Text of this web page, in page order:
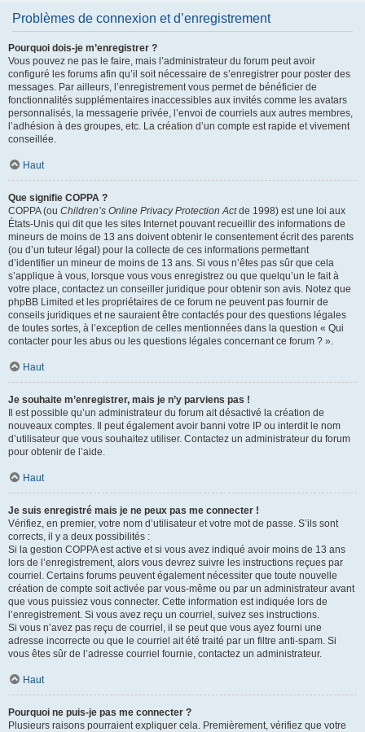
Problèmes de connexion et d’enregistrement
Pourquoi dois-je m’enregistrer ?
Vous pouvez ne pas le faire, mais l’administrateur du forum peut avoir
configuré les forums afin qu’il soit nécessaire de s’enregistrer pour poster des
messages. Par ailleurs, l’enregistrement vous permet de bénéficier de
fonctionnalités supplémentaires inaccessibles aux invités comme les avatars
personnalisés, la messagerie privée, l’envoi de courriels aux autres membres,
l’adhésion à des groupes, etc. La création d’un compte est rapide et vivement
conseillée.
Haut
Que signifie COPPA ?
COPPA (ou Children’s Online Privacy Protection Actde 1998) est une loi aux
États-Unis qui dit que les sites Internet pouvant recueillir des informations de
mineurs de moins de 13 ans doivent obtenir le consentement écrit des parents
(ou d’un tuteur légal) pour la collecte de ces informations permettant
d’identifier un mineur de moins de 13 ans. Si vous n’êtes pas sûr que cela
s’applique à vous, lorsque vous vous enregistrez ou que quelqu’un le fait à
votre place, contactez un conseiller juridique pour obtenir son avis. Notez que
phpBB Limited et les propriétaires de ce forum ne peuvent pas fournir de
conseils juridiques et ne sauraient être contactés pour des questions légales
de toutes sortes, à l’exception de celles mentionnées dans la question « Qui
contacter pour les abus ou les questions légales concernant ce forum ? ».
Haut
Je souhaite m’enregistrer, mais je n’y parviens pas !
Il est possible qu’un administrateur du forum ait désactivé la création de
nouveaux comptes. Il peut également avoir banni votre IP ou interdit le nom
d’utilisateur que vous souhaitez utiliser. Contactez un administrateur du forum
pour obtenir de l’aide.
Haut
Je suis enregistré mais je ne peux pas me connecter !
Vérifiez, en premier, votre nom d’utilisateur et votre mot de passe. S’ils sont
corrects, il y a deux possibilités :
Si la gestion COPPA est active et si vous avez indiqué avoir moins de 13 ans
lors de l’enregistrement, alors vous devrez suivre les instructions reçues par
courriel. Certains forums peuvent également nécessiter que toute nouvelle
création de compte soit activée par vous-même ou par un administrateur avant
que vous puissiez vous connecter. Cette information est indiquée lors de
l’enregistrement. Si vous avez reçu un courriel, suivez ses instructions.
Si vous n’avez pas reçu de courriel, il se peut que vous ayez fourni une
adresse incorrecte ou que le courriel ait été traité par un filtre anti-spam. Si
vous êtes sûr de l’adresse courriel fournie, contactez un administrateur.
Haut
Pourquoi ne puis-je pas me connecter ?
Plusieurs raisons pourraient expliquer cela. Premièrement, vérifiez que votre